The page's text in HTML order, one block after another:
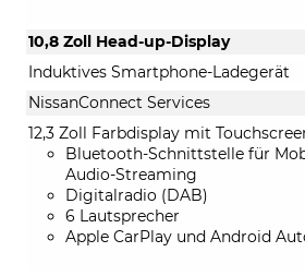
10,8 Zoll Head-up-Display
Induktives Smartphone-Ladegerät
NissanConnect Services
12,3 Zoll Farbdisplay mit
Bluetooth-Schnittstelle für
Audio-Streaming
Digitalradio (DAB)
6 Lautsprecher
Apple CarPlay und Android